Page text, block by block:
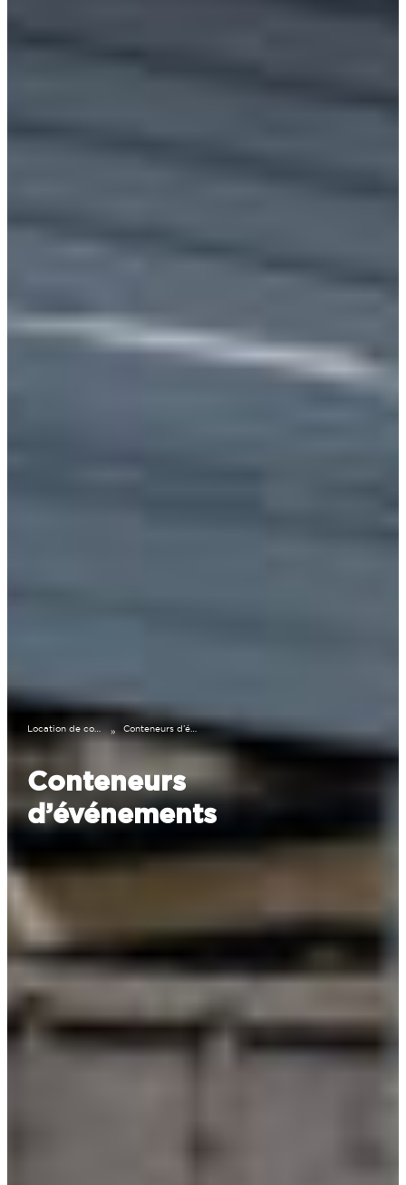
Location de conteneurs » Conteneurs d’événements
Conteneurs
d’événements